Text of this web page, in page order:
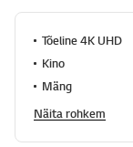
Tõeline 4K UHD
Kino
Mäng
Näita rohkem